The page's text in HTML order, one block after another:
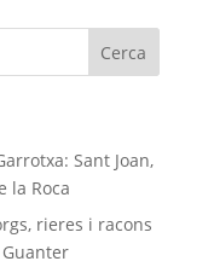
Sant Joan,
la Roca
rieres i racons
Guanter